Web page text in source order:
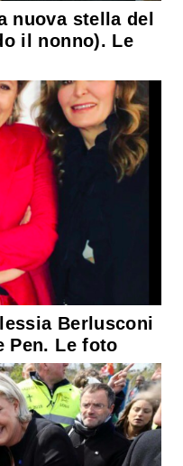
nuova stella del
il nonno). Le
Berlusconi
Pen. Le foto